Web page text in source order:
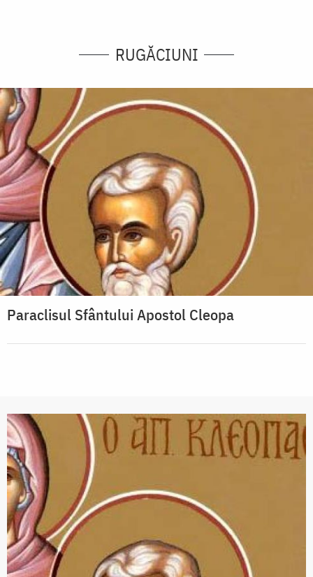
RUGĂCIUNI
Paraclisul Sfântului Apostol Cleopa